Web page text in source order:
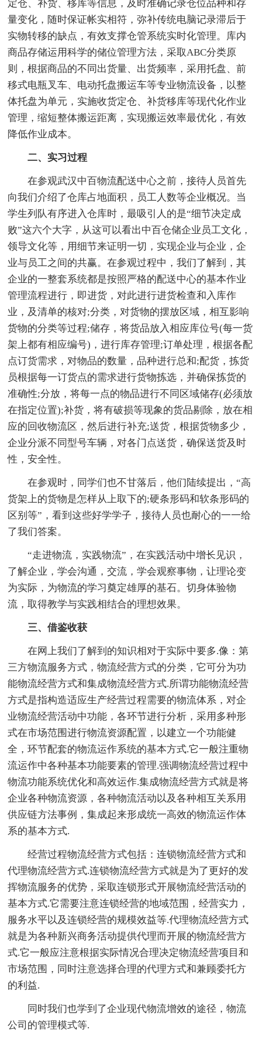
定仓、补货、移库等信息，及时准确记录仓位品种和存
量变化，随时保证帐实相符，弥补传统电脑记录滞后于
实物转移的缺点，有效支撑仓管系统实时化管理。库内
商品存储运用科学的储位管理方法，采取ABC分类原
则，根据商品的不同出货量、出货频率，采用托盘、前
移式电瓶叉车、电动托盘搬运车等专业物流设备，以整
体托盘为单元，实施收货定仓、补货移库等现代化作业
管理，缩短整体搬运距离，实现搬运效率最优化，有效
降低作业成本。
二、实习过程
在参观武汉中百物流配送中心之前，接待人员首先
向我们介绍了仓库占地面积，员工人数等企业概况。当
学生列队有序进入仓库时，最吸引人的是“细节决定成
败”这六个大字，从这可以看出中百仓储企业员工文化，
领导文化等，用细节来证明一切，实现企业与企业，企
业与员工之间的共赢。在参观过程中，我们了解到，其
企业的一整套系统都是按照严格的配送中心的基本作业
管理流程进行，即进货，对此进行进货检查和入库作
业，及清单的核对;分类，对货物的摆放区域，相互影响
货物的分类等过程;储存，将货品放入相应库位号(每一货
架上都有相应编号)，进行库存管理;订单处理，根据各配
点订货需求，对物品的数量，品种进行总和;配货，拣货
员根据每一订货点的需求进行货物拣选，并确保拣货的
准确性;分放，将每一点的物品进行不同区域储存(必须放
在指定位置);补货，将有破损等现象的货品剔除，放在相
应的回收物流区，然后进行补充;送货，根据货物多少，
企业分派不同型号车辆，对各门点送货，确保送货及时
性，安全性。
在参观时，同学们也不甘落后，他们陆续提出，“高
货架上的货物是怎样从上取下的;硬条形码和软条形码的
区别等”，看到这些好学学子，接待人员也耐心的一一给
了我们答案。
“走进物流，实践物流”，在实践活动中增长见识，
了解企业，学会沟通，交流，学会观察事物，让理论变
为实际，为物流的学习奠定雄厚的基石。切身体验物
流，取得教学与实践相结合的理想效果。
三、借鉴收获
在网上我们了解到的知识相对于实际中要多.像：第
三方物流服务方式，物流经营方式的分类，它可分为功
能物流经营方式和集成物流经营方式.所谓功能物流经营
方式是指构造适应生产经营过程需要的物流体系，对企
业物流经营活动中功能，各环节进行分析，采用多种形
式在市场范围进行物流资源配置，以建立一个功能健
全，环节配套的物流运作系统的基本方式.它一般注重物
流运作中各种基本功能要素的管理.强调物流经营过程中
物流功能系统优化和高效运作.集成物流经营方式就是将
企业各种物流资源，各种物流活动以及各种相互关系用
供应链方法事例，集成起来形成统一高效的物流运作体
系的基本方式.
经营过程物流经营方式包括：连锁物流经营方式和
代理物流经营方式.连锁物流经营方式就是为了更好的发
挥物流服务的优势，采取连锁形式开展物流经营活动的
基本方式.它需要注意连锁经营的地域范围，经营实力，
服务水平以及连锁经营的规模效益等.代理物流经营方式
就是为各种新兴商务活动提供代理而开展的物流经营方
式.它一般应注意根据实际情况合理决定物流经营项目和
市场范围，同时注意选择合理的代理方式和兼顾委托方
的利益.
同时我们也学到了企业现代物流增效的途径，物流
公司的管理模式等.